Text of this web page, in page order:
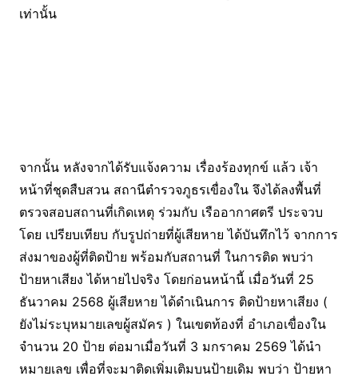
เท่านั้น
จากนั้น หลังจากได้รับแจ้งความ เรื่องร้องทุกข์ แล้ว เจ้า
หน้าที่ชุดสืบสวน สถานีตำรวจภูธรเขื่องใน จึงได้ลงพื้นที่
ตรวจสอบสถานที่เกิดเหตุ ร่วมกับ เรืออากาศตรี ประจวบ
โดย เปรียบเทียบ กับรูปถ่ายที่ผู้เสียหาย ได้บันทึกไว้ จากการ
ส่งมาของผู้ที่ติดป้าย พร้อมกับสถานที่ ในการติด พบว่า
ป้ายหาเสียง ได้หายไปจริง โดยก่อนหน้านี้ เมื่อวันที่ 25
ธันวาคม 2568 ผู้เสียหาย ได้ดำเนินการ ติดป้ายหาเสียง (
ยังไม่ระบุหมายเลขผู้สมัคร ) ในเขตท้องที่ อำเภอเขื่องใน
จำนวน 20 ป้าย ต่อมาเมื่อวันที่ 3 มกราคม 2569 ได้นำ
หมายเลข เพื่อที่จะมาติดเพิ่มเติมบนป้ายเดิม พบว่า ป้ายหา